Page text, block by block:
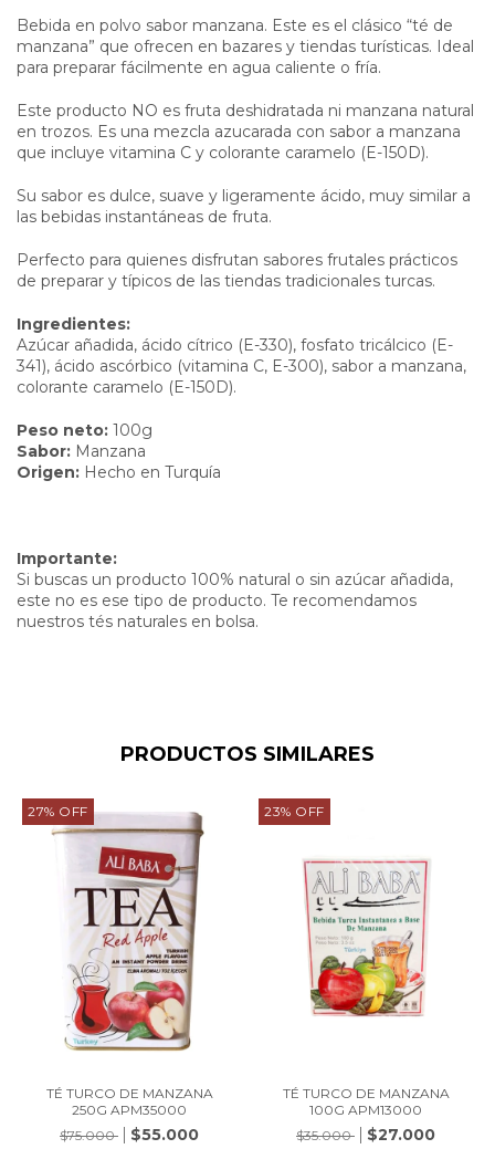
Bebida en polvo sabor manzana. Este es el clásico “té de
manzana” que ofrecen en bazares y tiendas turísticas. Ideal
para preparar fácilmente en agua caliente o fría.
Este producto NO es fruta deshidratada ni manzana natural
en trozos. Es una mezcla azucarada con sabor a manzana
que incluye vitamina C y colorante caramelo (E-150D).
Su sabor es dulce, suave y ligeramente ácido, muy similar a
las bebidas instantáneas de fruta.
Perfecto para quienes disfrutan sabores frutales prácticos
de preparar y típicos de las tiendas tradicionales turcas.
Ingredientes:
Azúcar añadida, ácido cítrico (E-330), fosfato tricálcico (E-
341), ácido ascórbico (vitamina C, E-300), sabor a manzana,
colorante caramelo (E-150D).
Peso neto: 100g
Sabor: Manzana
Origen: Hecho en Turquía
Importante:
Si buscas un producto 100% natural o sin azúcar añadida,
este no es ese tipo de producto. Te recomendamos
nuestros tés naturales en bolsa.
PRODUCTOS SIMILARES
27% OFF
TÉ TURCO DE MANZANA
250G APM35000
$75.000
$55.000
23% OFF
TÉ TURCO DE MANZANA
100G APM13000
$35.000
$27.000